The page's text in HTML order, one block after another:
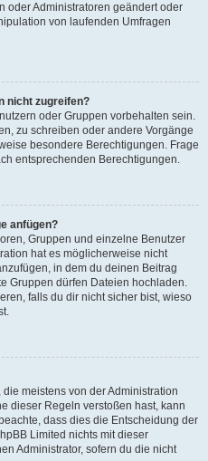
oder Administratoren geändert oder
von laufenden Umfragen
nicht zugreifen?
oder Gruppen vorbehalten sein.
zu schreiben oder andere Vorgänge
besondere Berechtigungen. Frage
entsprechenden Berechtigungen.
anfügen?
Gruppen und einzelne Benutzer
hat es möglicherweise nicht
in dem du deinen Beitrag
Gruppen dürfen Dateien hochladen.
falls du dir nicht sicher bist, wieso
meistens von der Administration
dieser Regeln verstoßen hast, kann
dass dies die Entscheidung der
Limited nichts mit dieser
Administrator, sofern du die nicht